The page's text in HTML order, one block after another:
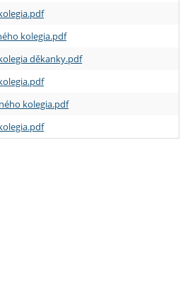
kolegia.pdf
děkanky.pdf
kolegia.pdf